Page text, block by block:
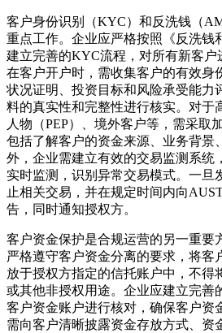
客户身份识别（KYC）和反洗钱（
重点工作。企业应严格按照《反洗钱
建立完善的KYC流程，对所有新客户
在客户开户时，需收集客户的有效身
状况证明、投资目标和风险承受能力
料的真实性和完整性进行核实。对于
人物（PEP）、境外客户等，需采取
包括了解客户的资金来源、业务背景
外，企业需建立有效的交易监测系统
实时监测，识别异常交易模式。一旦
止相关交易，并在规定时间内向
告，同时通知授权方。
客户资金保护是合规运营的另一重要
严格遵守客户资金分离的要求，将客
放于授权方指定的信托账户中，不得
或其他非授权用途。企业应建立完善
客户资金账户进行核对，确保客户资
需向客户清晰披露资金存放方式、资